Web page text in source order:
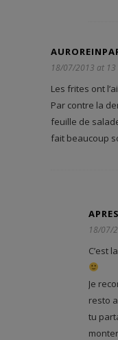
18/07/2013 at 13
Les frites ont
Par contre la
feuille de
fait beaucoup
18/07/
C’est
Je
resto
tu